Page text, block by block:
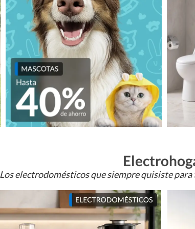
Los electrodomésticos que siempre quisiste